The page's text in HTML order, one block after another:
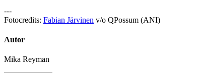
---
Fotocredits: Fabian Järvinen v/o QPossum (ANI)
Autor
Mika Reyman